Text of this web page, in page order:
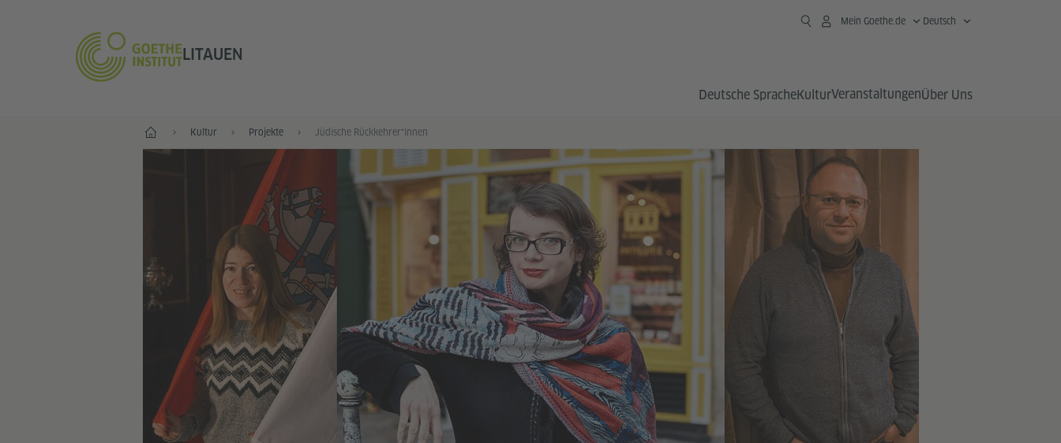
LITAUEN
Mein Goethe.de Deutsch
Deutsche SpracheKulturVeranstaltungenÜber Uns
Start Kultur Projekte Jüdische Rückkehrer*innen